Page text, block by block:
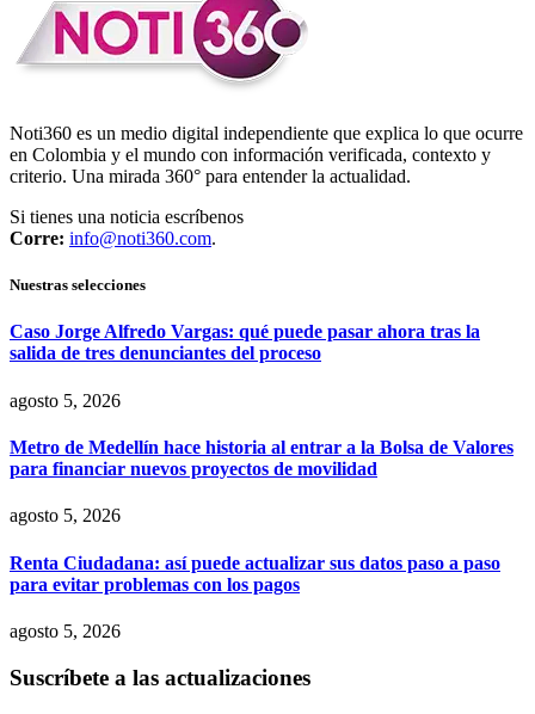
Noti360 es un medio digital independiente que explica lo que ocurre
en Colombia y el mundo con información verificada, contexto y
criterio. Una mirada 360° para entender la actualidad.
Si tienes una noticia escríbenos
Corre: info@noti360.com.
Nuestras selecciones
Caso Jorge Alfredo Vargas: qué puede pasar ahora tras la
salida de tres denunciantes del proceso
agosto 5, 2026
Metro de Medellín hace historia al entrar a la Bolsa de Valores
para financiar nuevos proyectos de movilidad
agosto 5, 2026
Renta Ciudadana: así puede actualizar sus datos paso a paso
para evitar problemas con los pagos
agosto 5, 2026
Suscríbete a las actualizaciones